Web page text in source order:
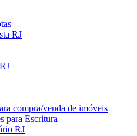
RJ
compra/venda de imóveis
para Escritura
RJ